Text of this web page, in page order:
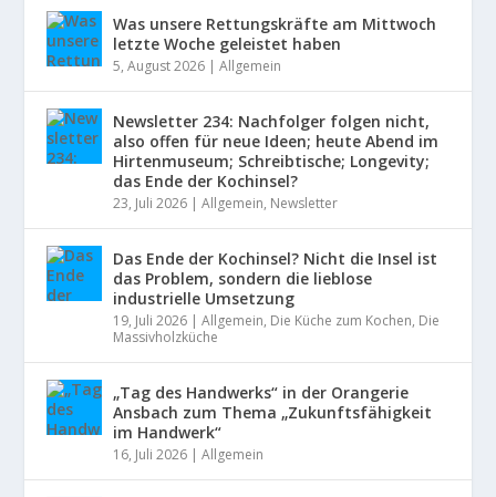
Was unsere Rettungskräfte am Mittwoch
letzte Woche geleistet haben
5, August 2026 |Allgemein
Newsletter 234: Nachfolger folgen nicht,
also offen für neue Ideen; heute Abend im
Hirtenmuseum; Schreibtische; Longevity;
das Ende der Kochinsel?
23, Juli 2026 |Allgemein, Newsletter
Das Ende der Kochinsel? Nicht die Insel ist
das Problem, sondern die lieblose
industrielle Umsetzung
19, Juli 2026 |Allgemein, Die Küche zum Kochen, Die
Massivholzküche
„Tag des Handwerks“ in der Orangerie
Ansbach zum Thema „Zukunftsfähigkeit
im Handwerk“
16, Juli 2026 |Allgemein